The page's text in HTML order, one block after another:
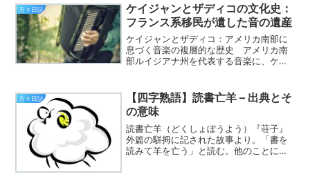
方々日誌
ケイジャンとザディコの文化史：
フランス系移民が遺した音の遺産
ケイジャンとザディコ：アメリカ南部に
息づく音楽の複層的な歴史 アメリカ南
部ルイジアナ州を代表する音楽に、ケイ
系フランス移民の影響を受けて形成され
たルーツ...
方々日誌
【四字熟語】読書亡羊 – 出典とそ
の意味
読書亡羊（どくしょぼうよう）『荘子』
外篇の駢拇に記された故事より。「書を
読みて羊を亡う」と読む。他のことに気